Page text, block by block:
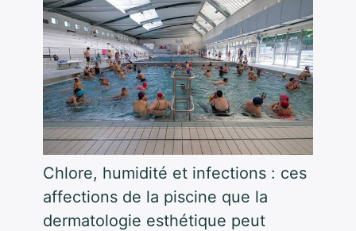
Chlore, humidité et infections : ces
affections de la piscine que la
dermatologie esthétique peut